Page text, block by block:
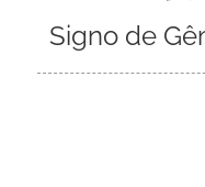
Signo de